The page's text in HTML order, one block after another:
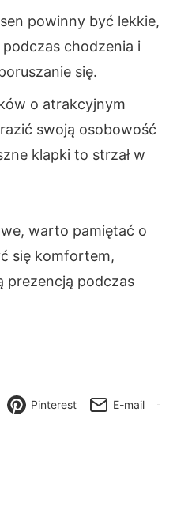
powinny być lekkie,
chodzenia i
się.
o atrakcyjnym
swoją osobowość
klapki to strzał w
warto pamiętać o
się komfortem,
prezencją podczas
Pinterest E-mail